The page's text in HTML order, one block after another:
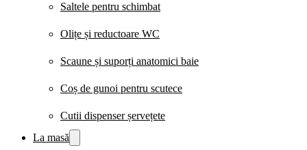
Saltele pentru schimbat
Olițe și reductoare WC
Scaune și suporți anatomici baie
Coș de gunoi pentru scutece
Cutii dispenser șervețete
La masă